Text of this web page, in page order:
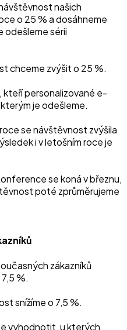
našich
o 25 % a dosáhneme
odešleme sérii
chceme zvýšit o 25 %.
kteří personalizované e-
je odešleme.
se návštěvnost zvýšila
i v letošním roce je
se koná v březnu,
poté zprůměrujeme
zákazníků
%.
snížíme o 7,5 %.
vyhodnotit, u kterých